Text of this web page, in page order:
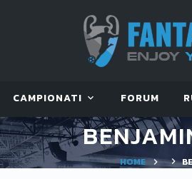
CAMPIONATI FORUM
HOME